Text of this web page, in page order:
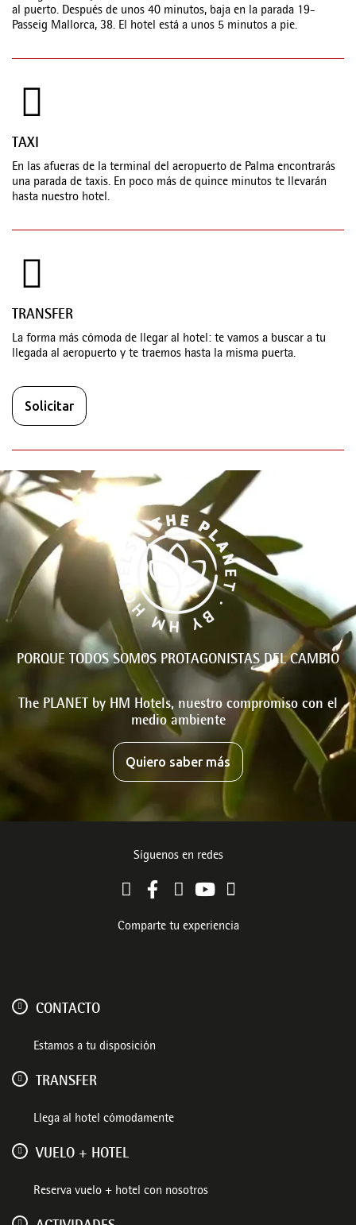
al puerto. Después de unos 40 minutos, baja en la parada 19-
Passeig Mallorca, 38. El hotel está a unos 5 minutos a pie.
TAXI
En las afueras de la terminal del aeropuerto de Palma encontrarás
una parada de taxis. En poco más de quince minutos te llevarán
hasta nuestro hotel.
TRANSFER
La forma más cómoda de llegar al hotel: te vamos a buscar a tu
llegada al aeropuerto y te traemos hasta la misma puerta.
Solicitar
PORQUE TODOS SOMOS PROTAGONISTAS DEL CAMBIO
The PLANET by HM Hotels, nuestro compromiso con el
medio ambiente
Quiero saber más
Síguenos en redes
Comparte tu experiencia
CONTACTO
Estamos a tu disposición
TRANSFER
Llega al hotel cómodamente
VUELO + HOTEL
Reserva vuelo + hotel con nosotros